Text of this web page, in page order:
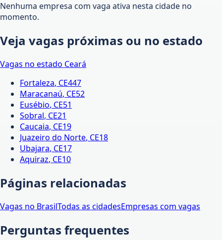
Nenhuma empresa com vaga ativa nesta cidade no
momento.
Veja vagas próximas ou no estado
Vagas no estado Ceará
Fortaleza, CE447
Maracanaú, CE52
Eusébio, CE51
Sobral, CE21
Caucaia, CE19
Juazeiro do Norte, CE18
Ubajara, CE17
Aquiraz, CE10
Páginas relacionadas
Vagas no BrasilTodas as cidadesEmpresas com vagas
Perguntas frequentes